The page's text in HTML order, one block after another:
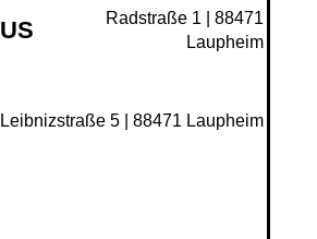
Radstraße 1 | 88471
Laupheim
Leibnizstraße 5 | 88471 Laupheim